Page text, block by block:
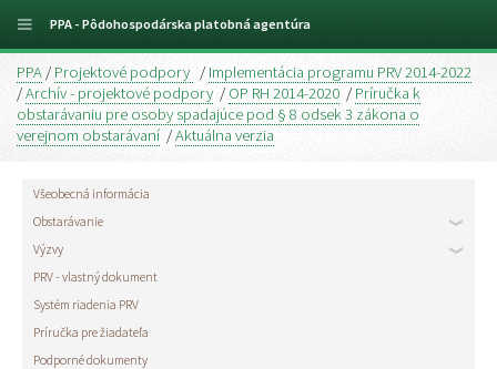
PPA / Projektové podpory / Implementácia programu PRV 2014-2022
/Archív - projektové podpory/ OP RH 2014-2020 / Príručka k
obstarávaniu pre osoby spadajúce pod § 8 odsek 3 zákona o
verejnom obstarávaní /Aktuálna verzia
Všeobecná informácia
Obstarávanie
Výzvy
PRV - vlastný dokument
Systém riadenia PRV
Príručka pre žiadateľa
Podporné dokumenty
PPA - Pôdohospodárska platobná agentúra